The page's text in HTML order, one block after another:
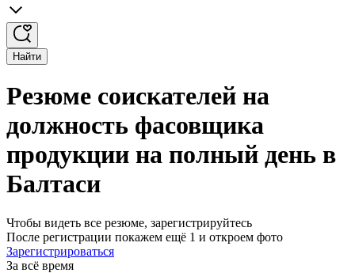
Найти
Резюме соискателей на
должность фасовщика
продукции на полный день в
Балтаси
Чтобы видеть все резюме, зарегистрируйтесь
После регистрации покажем ещё 1 и откроем фото
Зарегистрироваться
За всё время